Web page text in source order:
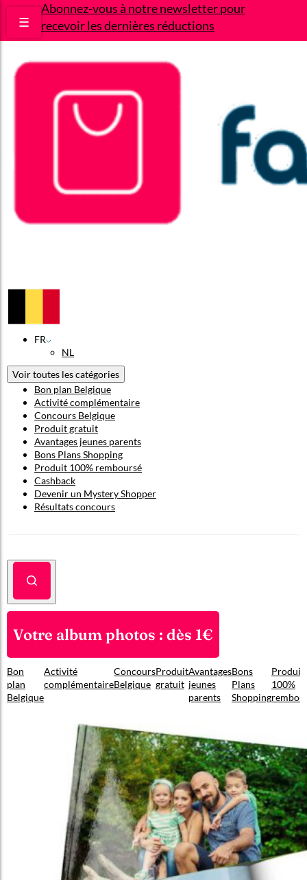
Abonnez-vous à notre newsletter pour
recevoir les dernières réductions
☰
FR
NL
Voir toutes les catégories
Bon plan Belgique
Activité complémentaire
Concours Belgique
Produit gratuit
Avantages jeunes parents
Bons Plans Shopping
Produit 100% remboursé
Cashback
Devenir un Mystery Shopper
Résultats concours
Votre album photos : dès 1€
Bon
plan
Belgique
Activité
complémentaire
Concours
Belgique
Produit
gratuit
Avantages
jeunes
parents
Bons
Plans
Shopping
Produit
100%